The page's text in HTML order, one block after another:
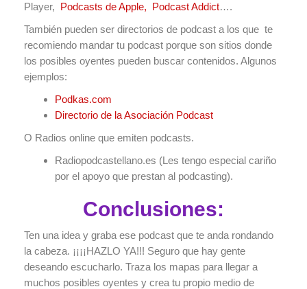
Player, Podcasts de Apple, Podcast Addict….
También pueden ser directorios de podcast a los que te
recomiendo mandar tu podcast porque son sitios donde
los posibles oyentes pueden buscar contenidos. Algunos
ejemplos:
Podkas.com
Directorio de la Asociación Podcast
O Radios online que emiten podcasts.
Radiopodcastellano.es (Les tengo especial cariño
por el apoyo que prestan al podcasting).
Conclusiones:
Ten una idea y graba ese podcast que te anda rondando
la cabeza. ¡¡¡¡HAZLO YA!!! Seguro que hay gente
deseando escucharlo. Traza los mapas para llegar a
muchos posibles oyentes y crea tu propio medio de